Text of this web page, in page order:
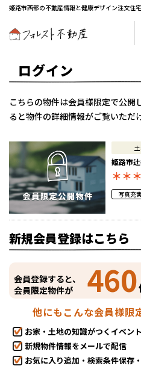
姫路市西部の不動産情報と健康デザイン注文住
ログイン
こちらの物件は会員様限定で公開
ると物件の詳細情報がご覧いただ
姫路市
＊＊
写真充
新規会員登録はこちら
会員登録すると、
会員限定物件が
460
他にもこんな会員様限
お家・土地の知識がつくイベン
新規物件情報をメールで配信
お気に入り追加・検索条件保存